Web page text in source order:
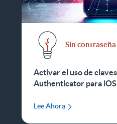
Sin contraseña
Activar el uso de
Authenticator para
Lee Ahora